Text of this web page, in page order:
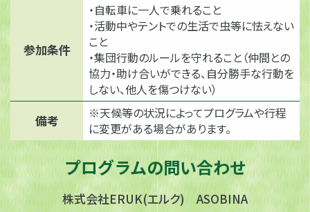
参加条件
・自転車に一人で乗れること
・活動中やテントでの生活で虫等に怯えない
こと
・集団行動のルールを守れること（仲間との
協力・助け合いができる、自分勝手な行動を
しない、他人を傷つけない）
備考
※天候等の状況によってプログラムや行程
に変更がある場合があります。
プログラムの問い合わせ
株式会社ERUK(エルク) ASOBINA